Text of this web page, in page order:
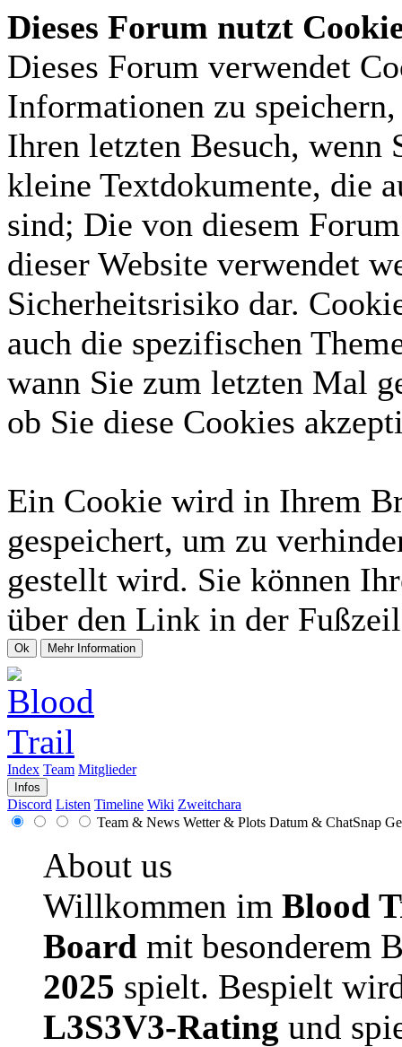
Dieses Forum nutzt
Dieses Forum verwendet
Informationen zu
Ihren letzten Besuch, wenn
kleine Textdokumente, die
sind; Die von diesem
dieser Website verwendet
Sicherheitsrisiko dar.
auch die spezifischen
wann Sie zum letzten Mal
ob Sie diese Cookies
Ein Cookie wird in Ihrem
gespeichert, um zu
gestellt wird. Sie können
über den Link in der
Index Team Mitglieder
Infos
Discord Listen Timeline Wiki Zweitchara
Team & News Wetter & Plots Datum & ChatSnap
About us
Willkommen im Blood
Board mit besonderem
2025 spielt. Bespielt
L3S3V3-Rating und